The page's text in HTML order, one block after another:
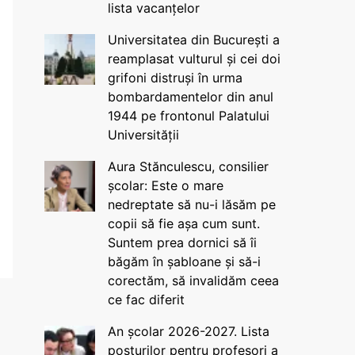
lista vacanțelor
Universitatea din București a
reamplasat vulturul și cei doi
grifoni distruși în urma
bombardamentelor din anul
1944 pe frontonul Palatului
Universității
Aura Stănculescu, consilier
școlar: Este o mare
nedreptate să nu-i lăsăm pe
copii să fie așa cum sunt.
Suntem prea dornici să îi
băgăm în șabloane și să-i
corectăm, să invalidăm ceea
ce fac diferit
An școlar 2026-2027. Lista
posturilor pentru profesori a